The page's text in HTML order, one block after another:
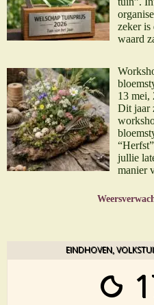
zeker is
waard
13 mei,
Dit jaar
jullie
manier
EINDHOVEN,